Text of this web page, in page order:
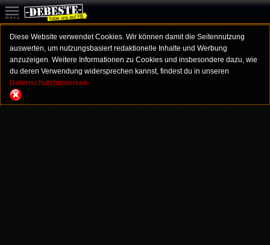
Diese Website verwendet Cookies. Wir können damit die Seitennutzung
auswerten, um nutzungsbasiert redaktionelle Inhalte und Werbung
anzuzeigen. Weitere Informationen zu Cookies und insbesondere dazu, wie
du deren Verwendung widersprechen kannst, findest du in unseren
Datenschutzhinweisen.